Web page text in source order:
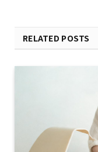
RELATED POSTS